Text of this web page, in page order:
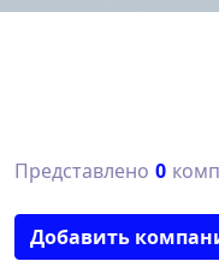
Представлено 0
Добавить